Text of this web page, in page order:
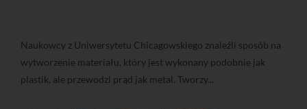
Naukowcy z Uniwersytetu Chicagowskiego znaleźli sposób na
wytworzenie materiału, który jest wykonany podobnie jak
plastik, ale przewodzi prąd jak metal. Tworzy...